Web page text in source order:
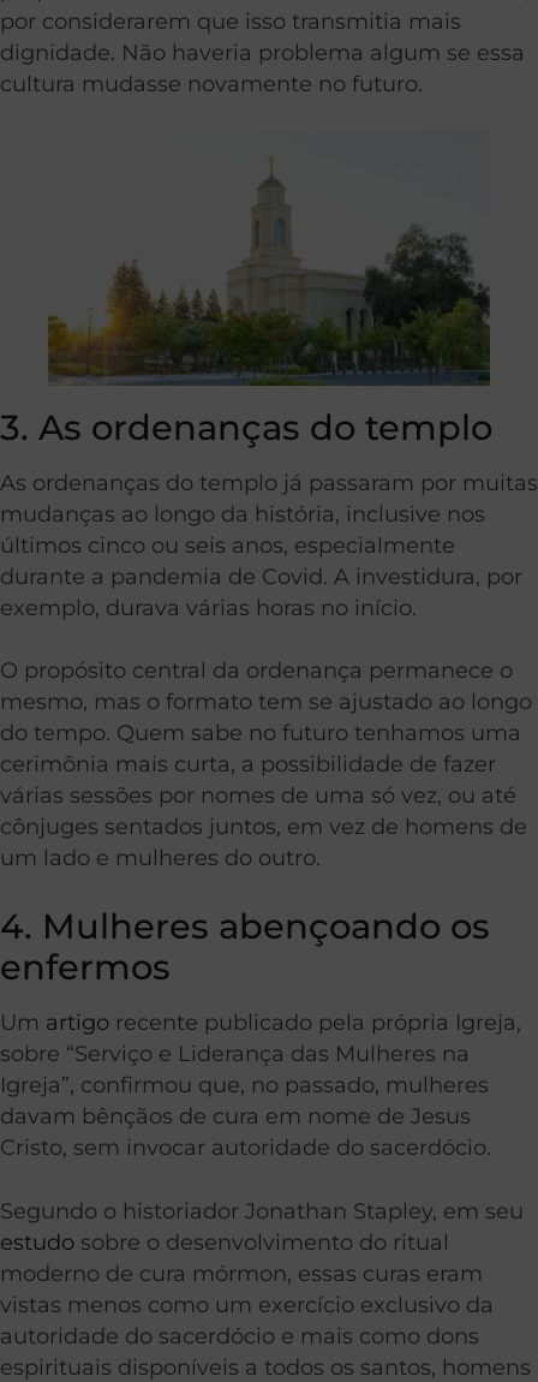
por considerarem que isso transmitia mais
dignidade. Não haveria problema algum se essa
cultura mudasse novamente no futuro.
3. As ordenanças do templo
As ordenanças do templo já passaram por muitas
mudanças ao longo da história, inclusive nos
últimos cinco ou seis anos, especialmente
durante a pandemia de Covid. A investidura, por
exemplo, durava várias horas no início.
O propósito central da ordenança permanece o
mesmo, mas o formato tem se ajustado ao longo
do tempo. Quem sabe no futuro tenhamos uma
cerimônia mais curta, a possibilidade de fazer
várias sessões por nomes de uma só vez, ou até
cônjuges sentados juntos, em vez de homens de
um lado e mulheres do outro.
4. Mulheres abençoando os
enfermos
Um artigo recente publicado pela própria Igreja,
sobre “Serviço e Liderança das Mulheres na
Igreja”, confirmou que, no passado, mulheres
davam bênçãos de cura em nome de Jesus
Cristo, sem invocar autoridade do sacerdócio.
Segundo o historiador Jonathan Stapley, em seu
estudo sobre o desenvolvimento do ritual
moderno de cura mórmon, essas curas eram
vistas menos como um exercício exclusivo da
autoridade do sacerdócio e mais como dons
espirituais disponíveis a todos os santos, homens